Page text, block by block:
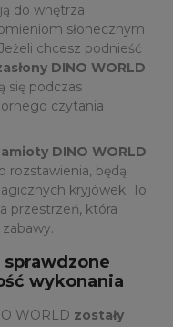
do wnętrza
słonecznym
chcesz podnieść
DINO WORLD
się podczas
czytania
DINO WORLD
rozstawienia, będą
kryjówek. To
przestrzeń, która
sprawdzone
wykonania
WORLD zostały